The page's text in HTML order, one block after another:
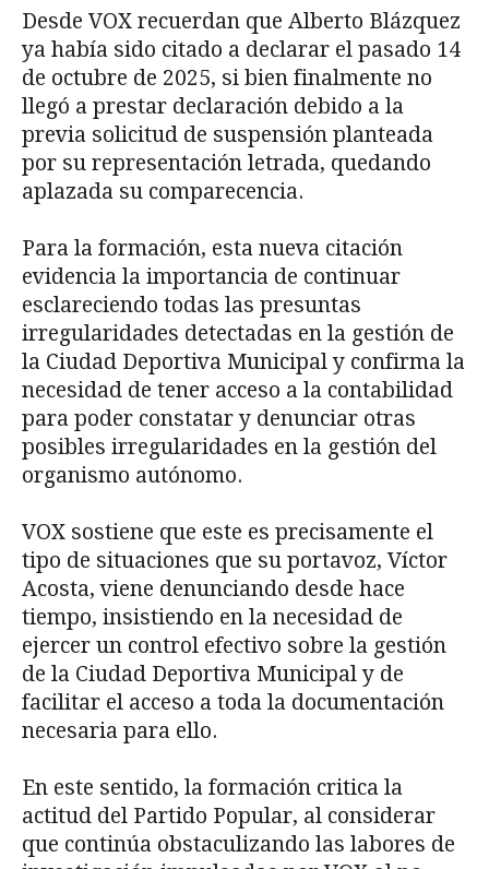
Desde VOX recuerdan que Alberto Blázquez
ya había sido citado a declarar el pasado 14
de octubre de 2025, si bien finalmente no
llegó a prestar declaración debido a la
previa solicitud de suspensión planteada
por su representación letrada, quedando
aplazada su comparecencia.
Para la formación, esta nueva citación
evidencia la importancia de continuar
esclareciendo todas las presuntas
irregularidades detectadas en la gestión de
la Ciudad Deportiva Municipal y confirma la
necesidad de tener acceso a la contabilidad
para poder constatar y denunciar otras
posibles irregularidades en la gestión del
organismo autónomo.
VOX sostiene que este es precisamente el
tipo de situaciones que su portavoz, Víctor
Acosta, viene denunciando desde hace
tiempo, insistiendo en la necesidad de
ejercer un control efectivo sobre la gestión
de la Ciudad Deportiva Municipal y de
facilitar el acceso a toda la documentación
necesaria para ello.
En este sentido, la formación critica la
actitud del Partido Popular, al considerar
que continúa obstaculizando las labores de